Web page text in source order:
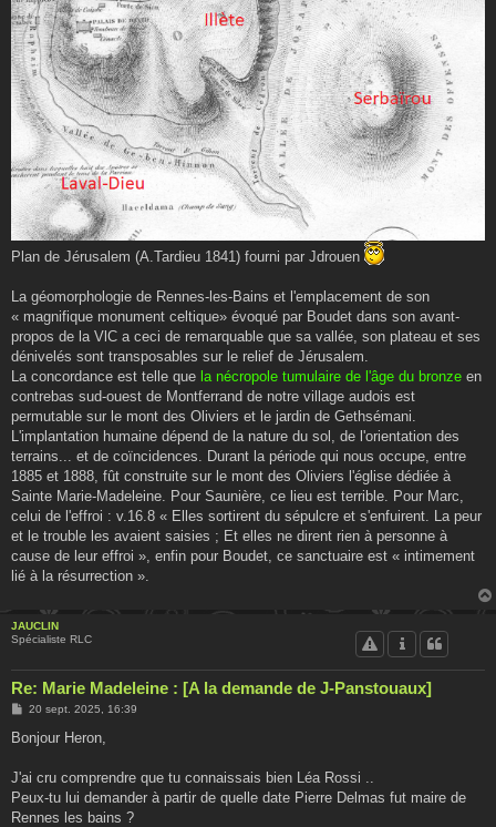
Plan de Jérusalem (A.Tardieu 1841) fourni par Jdrouen
La géomorphologie de Rennes-les-Bains et l'emplacement de son
« magnifique monument celtique» évoqué par Boudet dans son avant-
propos de la VlC a ceci de remarquable que sa vallée, son plateau et ses
dénivelés sont transposables sur le relief de Jérusalem.
La concordance est telle que la nécropole tumulaire de l'âge du bronze en
contrebas sud-ouest de Montferrand de notre village audois est
permutable sur le mont des Oliviers et le jardin de Gethsémani.
L'implantation humaine dépend de la nature du sol, de l'orientation des
terrains... et de coïncidences. Durant la période qui nous occupe, entre
1885 et 1888, fût construite sur le mont des Oliviers l'église dédiée à
Sainte Marie-Madeleine. Pour Saunière, ce lieu est terrible. Pour Marc,
celui de l'effroi : v.16.8 « Elles sortirent du sépulcre et s'enfuirent. La peur
et le trouble les avaient saisies ; Et elles ne dirent rien à personne à
cause de leur effroi », enfin pour Boudet, ce sanctuaire est « intimement
lié à la résurrection ».
JAUCLIN
Spécialiste RLC
Re: Marie Madeleine : [A la demande de J-Panstouaux]
M
s
g
20 sept. 2025, 16:39
Bonjour Heron,
J'ai cru comprendre que tu connaissais bien Léa Rossi ..
Peux-tu lui demander à partir de quelle date Pierre Delmas fut maire de
Rennes les bains ?